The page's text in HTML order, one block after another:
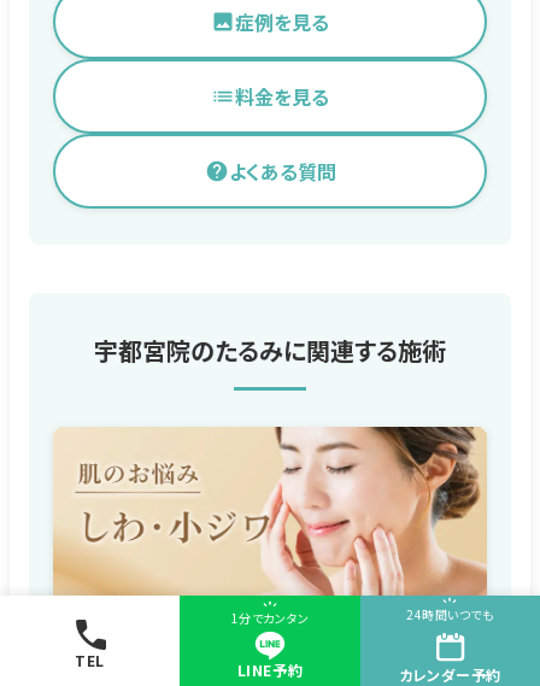
TEL
1分でカンタン
LINE予約
24時間いつでも
カレンダー予約
症例を見る
料金を見る
よくある質問
宇都宮院のたるみに関連する施術
しわ・小ジワ